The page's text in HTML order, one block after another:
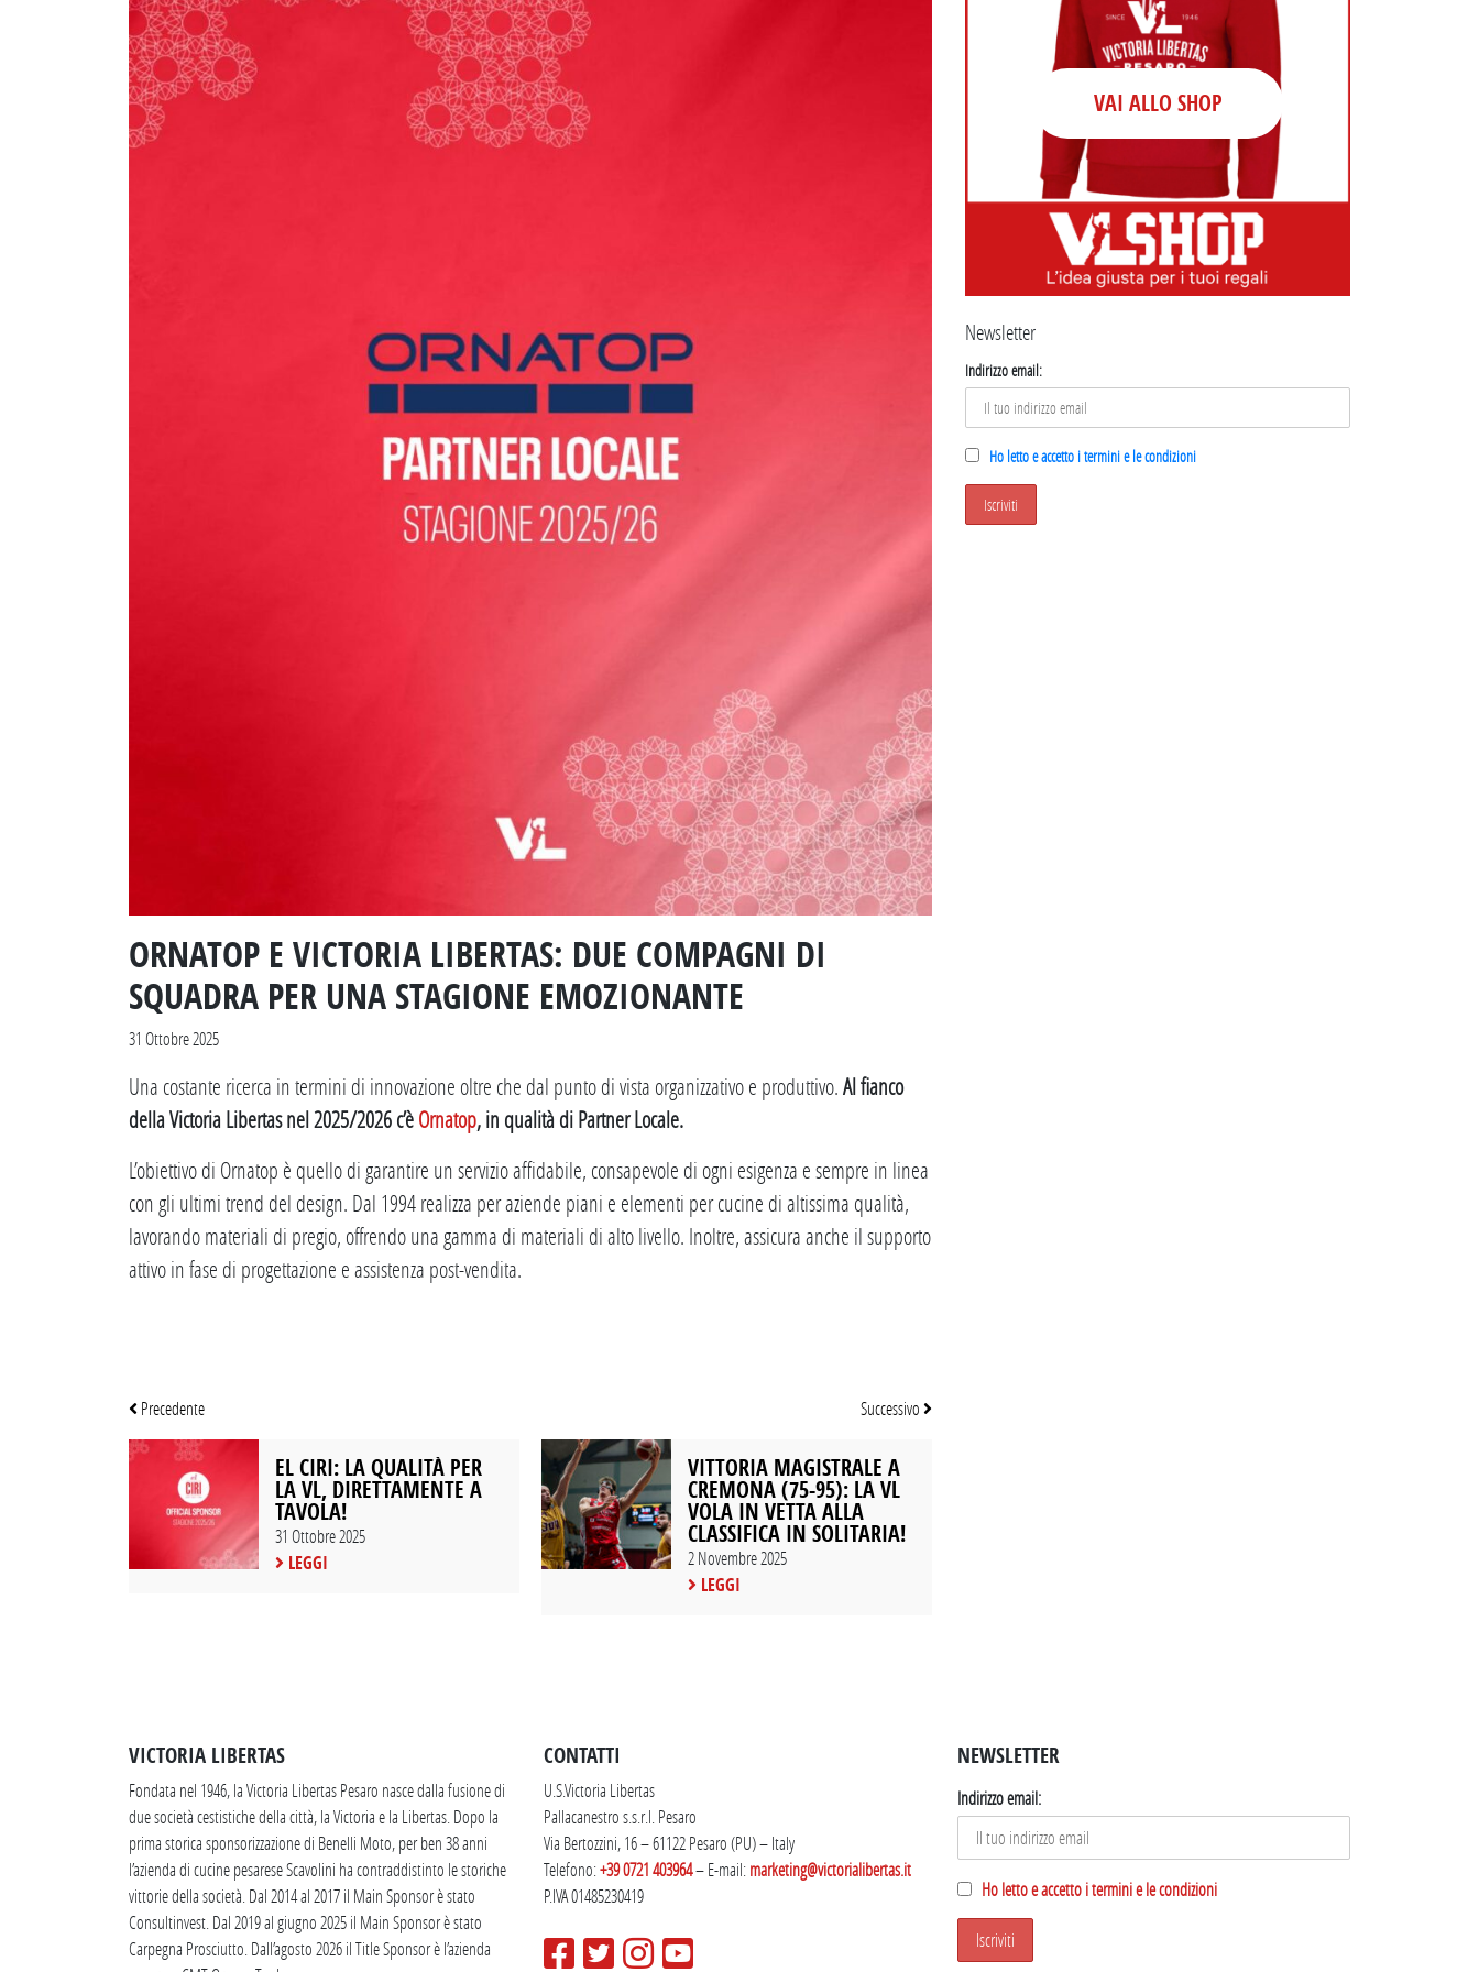
ORNATOP E VICTORIA LIBERTAS: DUE COMPAGNI DI
SQUADRA PER UNA STAGIONE EMOZIONANTE
31 Ottobre 2025
Una costante ricerca in termini di innovazione oltre che dal punto di vista organizzativo e produttivo.Al fianco
della Victoria Libertas nel 2025/2026 c’èOrnatop, in qualità di Partner Locale.
L’obiettivo di Ornatop è quello di garantire un servizio affidabile, consapevole di ogni esigenza e sempre in linea
con gli ultimi trend del design. Dal 1994 realizza per aziende piani e elementi per cucine di altissima qualità,
lavorando materiali di pregio, offrendo una gamma di materiali di alto livello. Inoltre, assicura anche il supporto
attivo in fase di progettazione e assistenza post-vendita.
Precedente
EL CIRI: LA QUALITÀ PER
LA VL, DIRETTAMENTE A
TAVOLA!
31 Ottobre 2025
LEGGI
Successivo
VITTORIA MAGISTRALE A
CREMONA (75-95): LA VL
VOLA IN VETTA ALLA
CLASSIFICA IN SOLITARIA!
2 Novembre 2025
LEGGI
VAI ALLO SHOP
Newsletter
Indirizzo email:
Ho letto e accetto i termini e le condizioni
VICTORIA LIBERTAS
Fondata nel 1946, la Victoria Libertas Pesaro nasce dalla fusione di
due società cestistiche della città, la Victoria e la Libertas. Dopo la
prima storica sponsorizzazione di Benelli Moto, per ben 38 anni
l’azienda di cucine pesarese Scavolini ha contraddistinto le storiche
vittorie della società. Dal 2014 al 2017 il Main Sponsor è stato
Consultinvest. Dal 2019 al giugno 2025 il Main Sponsor è stato
Carpegna Prosciutto. Dall’agosto 2026 il Title Sponsor è l’azienda
CONTATTI
U.S.Victoria Libertas
Pallacanestro s.s.r.l. Pesaro
Via Bertozzini, 16 – 61122 Pesaro (PU) – Italy
Telefono:+39 0721 403964– E-mail:marketing@victorialibertas.it
P.IVA 01485230419
NEWSLETTER
Indirizzo email:
Ho letto e accetto i termini e le condizioni